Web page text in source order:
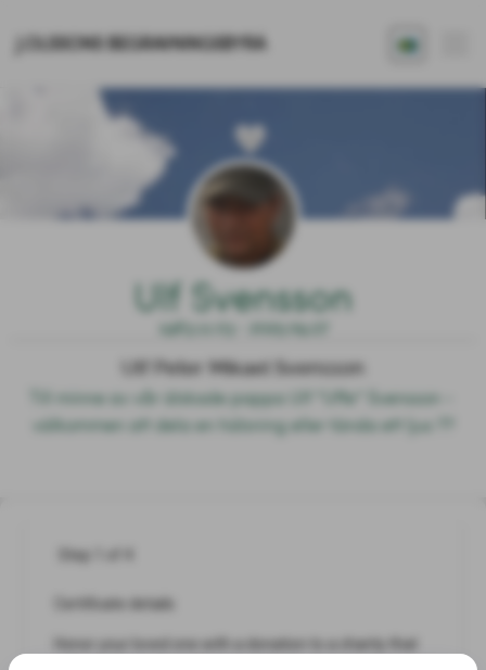
J.OLSSONS BEGRAVNINGSBYRÅ
Ulf Svensson
1963.11.03 - 2025.09.27
Ulf Peter Mikael Svensson
Till minne av vår älskade pappa Ulf ”Uffe” Svensson -
välkommen att dela en hälsning eller tända ett ljus ??️